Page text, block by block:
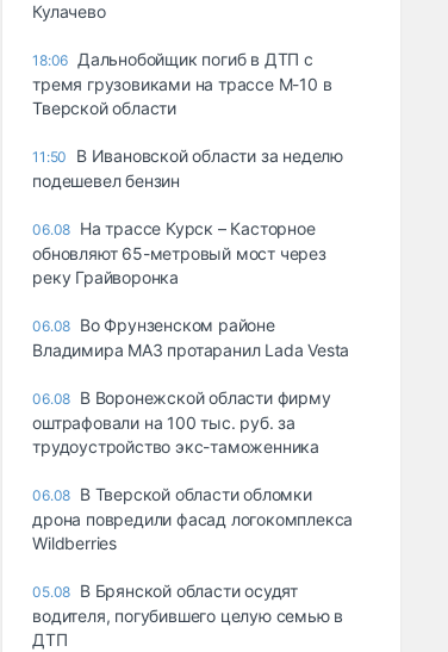
Кулачево
18:06 Дальнобойщик погиб в ДТП с
тремя грузовиками на трассе М-10 в
Тверской области
11:50
В Ивановской области за неделю
подешевел бензин
06.08 На трассе Курск – Касторное
обновляют 65-метровый мост через
реку Грайворонка
06.08 Во Фрунзенском районе
Владимира МАЗ протаранил Lada Vesta
06.08 В Воронежской области фирму
оштрафовали на 100 тыс. руб. за
трудоустройство экс-таможенника
06.08 В Тверской области обломки
дрона повредили фасад логокомплекса
Wildberries
05.08 В Брянской области осудят
водителя, погубившего целую семью в
ДТП